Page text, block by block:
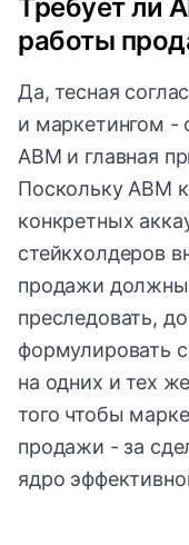
Требует ли
работы
Да, тесная
и маркетингом -
ABM и главная
Поскольку ABM
конкретных
стейкхолдеров
продажи должны
преследовать,
формулировать
на одних и тех
того чтобы
продажи - за
ядро